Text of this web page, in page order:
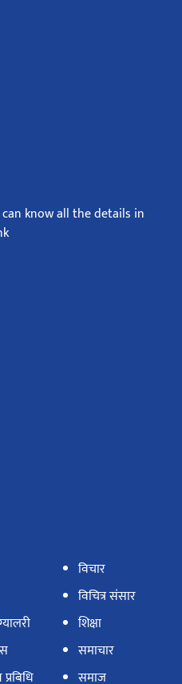
know all the details in
प्रबिधि
विचार
विचित्र संसार
शिक्षा
समाचार
समाज